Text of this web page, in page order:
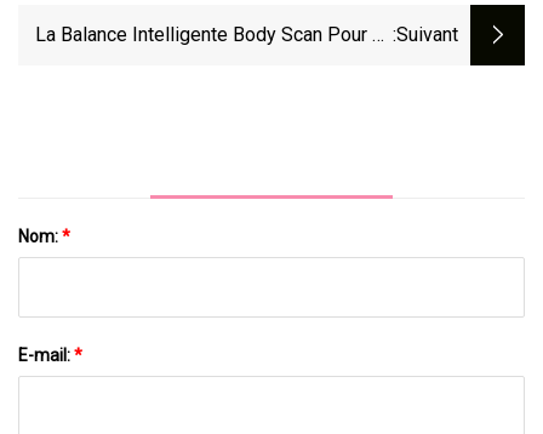
La Balance Intelligente Body Scan Pour La :suivant
Nom:*
E-mail:*